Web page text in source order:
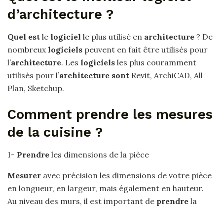
d’architecture ?
Quel est le logiciel le plus utilisé en architecture ? De
nombreux logiciels peuvent en fait être utilisés pour
l’architecture. Les logiciels les plus couramment
utilisés pour l’architecture sont Revit, ArchiCAD, All
Plan, Sketchup.
Comment prendre les mesures
de la cuisine ?
1- Prendre les dimensions de la pièce
Mesurer avec précision les dimensions de votre pièce
en longueur, en largeur, mais également en hauteur.
Au niveau des murs, il est important de prendre la